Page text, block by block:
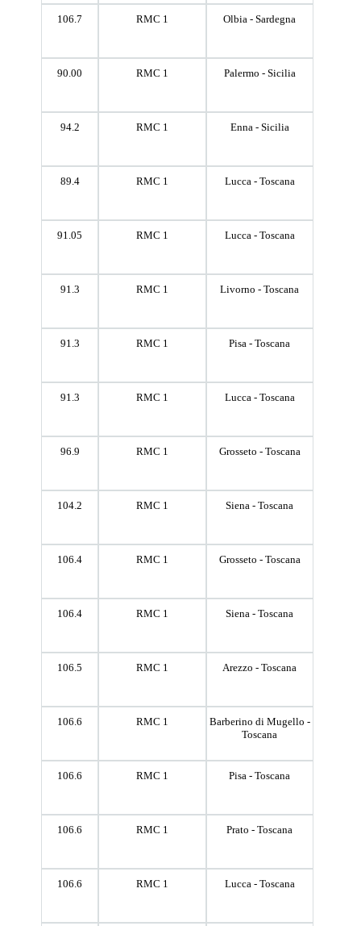
106.7 RMC 1 Olbia - Sardegna
90.00 RMC 1 Palermo - Sicilia
94.2 RMC 1 Enna - Sicilia
89.4 RMC 1 Lucca - Toscana
91.05 RMC 1 Lucca - Toscana
91.3 RMC 1 Livorno - Toscana
91.3 RMC 1 Pisa - Toscana
91.3 RMC 1 Lucca - Toscana
96.9 RMC 1 Grosseto - Toscana
104.2 RMC 1 Siena - Toscana
106.4 RMC 1 Grosseto - Toscana
106.4 RMC 1 Siena - Toscana
106.5 RMC 1 Arezzo - Toscana
106.6 RMC 1
Barberino di Mugello -
Toscana
106.6 RMC 1 Pisa - Toscana
106.6 RMC 1 Prato - Toscana
106.6 RMC 1 Lucca - Toscana